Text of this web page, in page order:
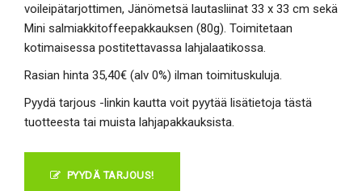
voileipätarjottimen, Jänömetsä lautasliinat 33 x 33 cm sekä
Mini salmiakkitoffeepakkauksen (80g). Toimitetaan
kotimaisessa postitettavassa lahjalaatikossa.
Rasian hinta 35,40€ (alv 0%) ilman toimituskuluja.
Pyydä tarjous -linkin kautta voit pyytää lisätietoja tästä
tuotteesta tai muista lahjapakkauksista.
PYYDÄ TARJOUS!